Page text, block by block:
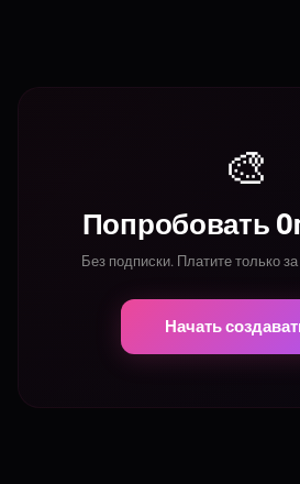
🎨
Попробовать
Без подписки. Платите только
Начать